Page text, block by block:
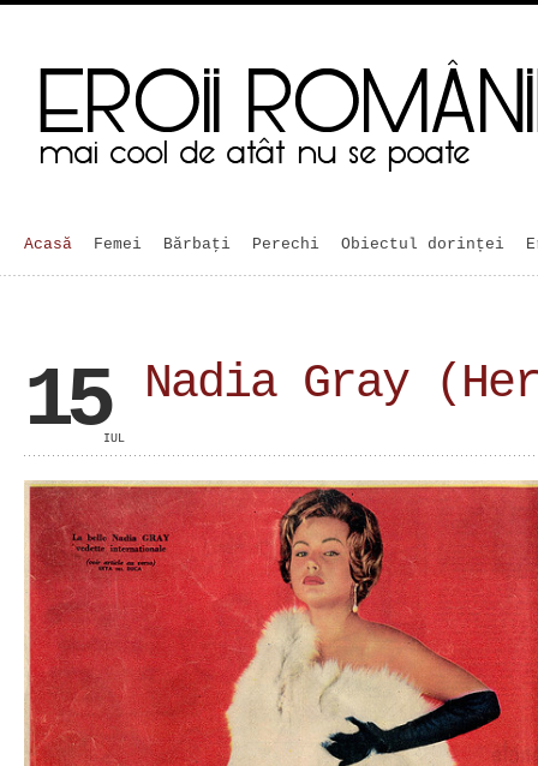
Acasă Femei Bărbaţi Perechi Obiectul dorinței
15IUL
Nadia Gray